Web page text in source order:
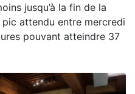
jusqu’à la fin de la
attendu entre mercredi
pouvant atteindre 37